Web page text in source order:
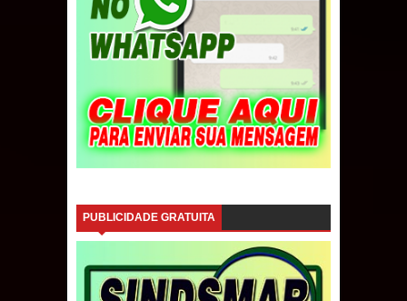
PUBLICIDADE GRATUITA